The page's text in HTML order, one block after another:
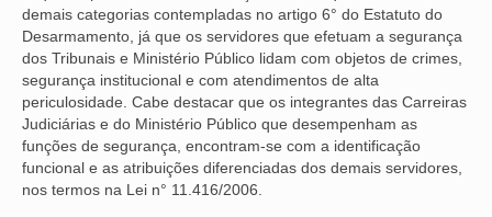
demais categorias contempladas no artigo 6° do Estatuto do
Desarmamento, já que os servidores que efetuam a segurança
dos Tribunais e Ministério Público lidam com objetos de crimes,
segurança institucional e com atendimentos de alta
periculosidade. Cabe destacar que os integrantes das Carreiras
Judiciárias e do Ministério Público que desempenham as
funções de segurança, encontram-se com a identificação
funcional e as atribuições diferenciadas dos demais servidores,
nos termos na Lei n° 11.416/2006.